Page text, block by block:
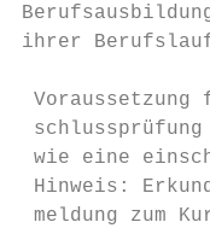
ihrer
wie eine
Hinweis:
meldung zum